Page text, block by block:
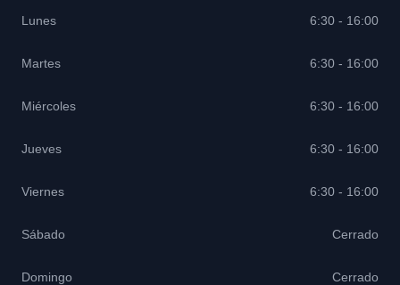
Lunes 6:30 - 16:00
Martes 6:30 - 16:00
Miércoles 6:30 - 16:00
Jueves 6:30 - 16:00
Viernes 6:30 - 16:00
Sábado Cerrado
Domingo Cerrado